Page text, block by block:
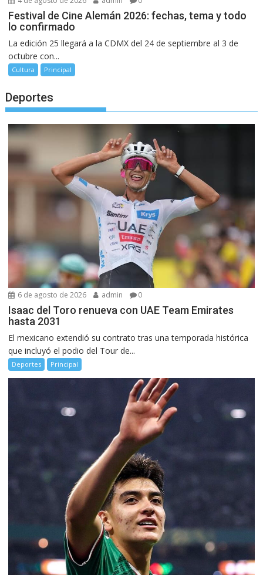
Festival de Cine Alemán 2026: fechas, tema y todo
lo confirmado
La edición 25 llegará a la CDMX del 24 de septiembre al 3 de
octubre con...
Cultura Principal
Deportes
6 de agosto de 2026 admin 0
Isaac del Toro renueva con UAE Team Emirates
hasta 2031
El mexicano extendió su contrato tras una temporada histórica
que incluyó el podio del Tour de...
Deportes Principal